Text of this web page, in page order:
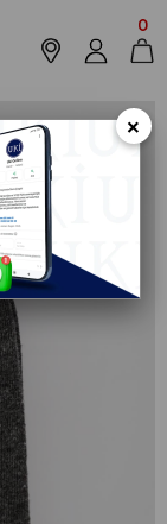
0
ANTRASİT Desenli
×